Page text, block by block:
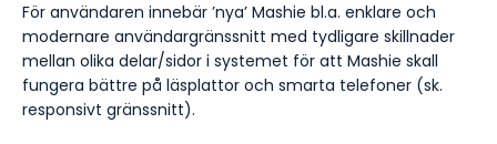
För användaren innebär ’nya’ Mashie bl.a. enklare och
modernare användargränssnitt med tydligare skillnader
mellan olika delar/sidor i systemet för att Mashie skall
fungera bättre på läsplattor och smarta telefoner (sk.
responsivt gränssnitt).